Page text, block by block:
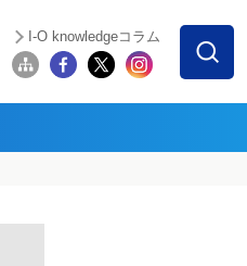
I-O knowledgeコラム